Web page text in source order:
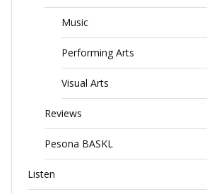
Music
Performing Arts
Visual Arts
Reviews
Pesona BASKL
Listen